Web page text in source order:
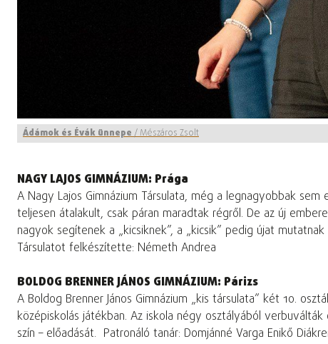
Ádámok és Évák ünnepe/Mészáros Zsolt
NAGY LAJOS GIMNÁZIUM: Prága
A Nagy Lajos Gimnázium Társulata, még a legnagyobbak
teljesen átalakult, csak páran maradtak régről. De az új
nagyok segítenek a „kicsiknek”, a „kicsik” pedig újat
Társulatot felkészítette: Németh Andrea
BOLDOG BRENNER JÁNOS GIMNÁZIUM: Párizs
A Boldog Brenner János Gimnázium „kis társulata” két 10.
középiskolás játékban. Az iskola négy osztályából
szín – előadását. Patronáló tanár: Domjánné Varga Enikő